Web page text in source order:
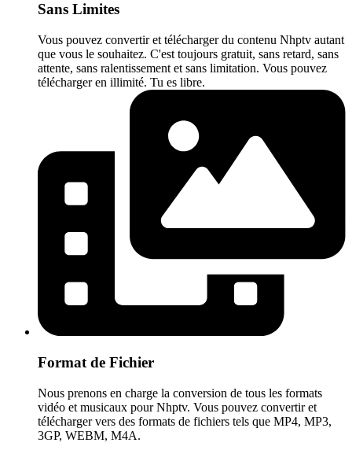
Sans Limites
Vous pouvez convertir et télécharger du contenu Nhptv autant
que vous le souhaitez. C'est toujours gratuit, sans retard, sans
attente, sans ralentissement et sans limitation. Vous pouvez
télécharger en illimité. Tu es libre.
Format de Fichier
Nous prenons en charge la conversion de tous les formats
vidéo et musicaux pour Nhptv. Vous pouvez convertir et
télécharger vers des formats de fichiers tels que MP4, MP3,
3GP, WEBM, M4A.